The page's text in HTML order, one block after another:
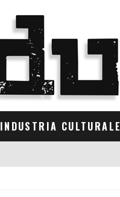
INDUSTRIA CULTURALE